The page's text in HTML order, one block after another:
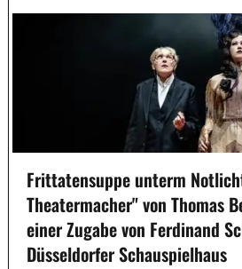
Frittatensuppe unterm
Theatermacher" von Thomas
einer Zugabe von Ferdinand
Düsseldorfer Schauspielhaus